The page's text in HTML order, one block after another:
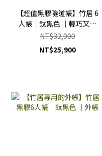
【超值黑膠隧道帳】竹居 6
人帳｜鈦黑色 ｜輕巧又好
搭好收
NT$32,000
NT$25,900